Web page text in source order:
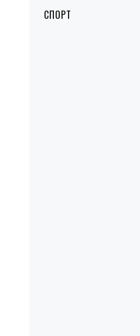
СПОРТ